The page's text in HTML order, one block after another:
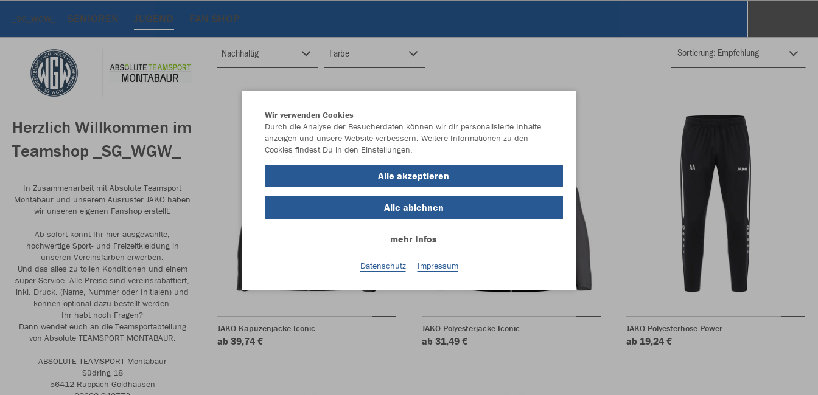
_SG_WGW_ SENIOREN JUGEND FAN SHOP
Herzlich Willkommen im
Teamshop _SG_WGW_
In Zusammenarbeit mit Absolute Teamsport
Montabaur und unserem Ausrüster JAKO haben
wir unseren eigenen Fanshop erstellt.
Ab sofort könnt Ihr hier ausgewählte,
hochwertige Sport- und Freizeitkleidung in
unseren Vereinsfarben erwerben.
Und das alles zu tollen Konditionen und einem
super Service. Alle Preise sind vereinsrabattiert,
inkl. Druck. (Name, Nummer oder Initialen) und
können optional dazu bestellt werden.
Ihr habt noch Fragen?
Dann wendet euch an die Teamsportabteilung
von Absolute TEAMSPORT MONTABAUR:
ABSOLUTE TEAMSPORT Montabaur
Südring 18
56412 Ruppach-Goldhausen
Nachhaltig Farbe
JAKO Kapuzenjacke Iconic
ab 39,74 €
JAKO Polyesterjacke Iconic
ab 31,49 €
JAKO Polyesterhose Power
ab 19,24 €
Wir verwenden Cookies
Durch die Analyse der Besucherdaten können wir dir personalisierte Inhalte
anzeigen und unsere Website verbessern. Weitere Informationen zu den
Cookies findest Du in den Einstellungen.
Alle akzeptieren
Alle ablehnen
mehr Infos
Datenschutz Impressum